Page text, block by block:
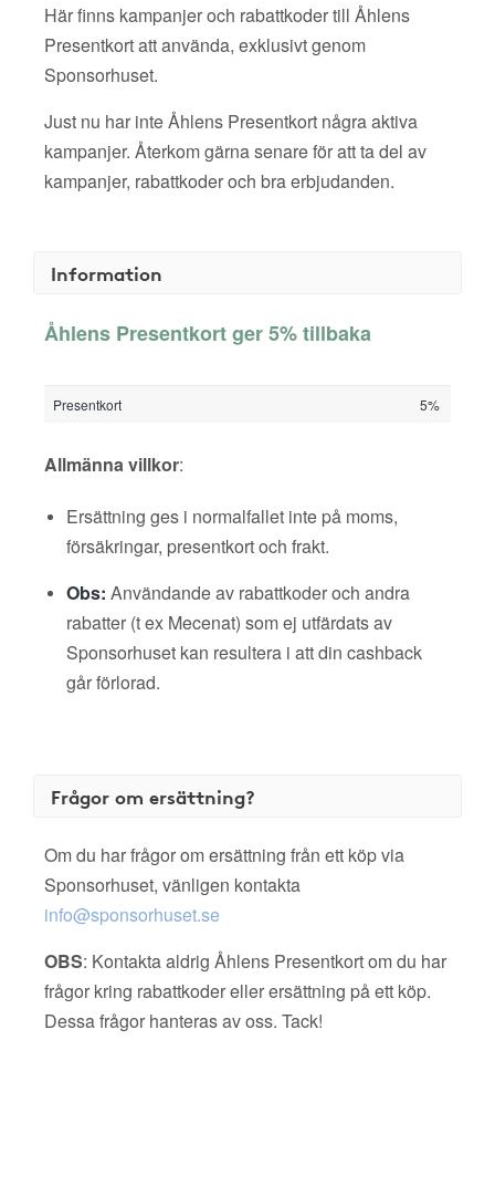
Här finns kampanjer och rabattkoder till Åhlens
Presentkort att använda, exklusivt genom
Sponsorhuset.
Just nu har inte Åhlens Presentkort några aktiva
kampanjer. Återkom gärna senare för att ta del av
kampanjer, rabattkoder och bra erbjudanden.
Information
Åhlens Presentkort ger 5% tillbaka
Presentkort 5%
Allmänna villkor:
Ersättning ges i normalfallet inte på moms,
försäkringar, presentkort och frakt.
Obs: Användande av rabattkoder och andra
rabatter (t ex Mecenat) som ej utfärdats av
Sponsorhuset kan resultera i att din cashback
går förlorad.
Frågor om ersättning?
Om du har frågor om ersättning från ett köp via
Sponsorhuset, vänligen kontakta
info@sponsorhuset.se
OBS: Kontakta aldrig Åhlens Presentkort om du har
frågor kring rabattkoder eller ersättning på ett köp.
Dessa frågor hanteras av oss. Tack!